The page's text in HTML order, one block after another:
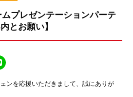
プレゼンテーションパーテ
とお願い】
ンを応援いただきまして、誠にありが